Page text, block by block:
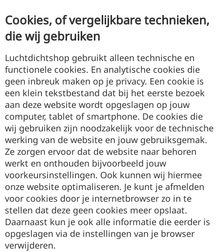
Cookies, of vergelijkbare technieken,
die wij gebruiken
Luchtdichtshop gebruikt alleen technische en
functionele cookies. En analytische cookies die
geen inbreuk maken op je privacy. Een cookie is
een klein tekstbestand dat bij het eerste bezoek
aan deze website wordt opgeslagen op jouw
computer, tablet of smartphone. De cookies die
wij gebruiken zijn noodzakelijk voor de technische
werking van de website en jouw gebruiksgemak.
Ze zorgen ervoor dat de website naar behoren
werkt en onthouden bijvoorbeeld jouw
voorkeursinstellingen. Ook kunnen wij hiermee
onze website optimaliseren. Je kunt je afmelden
voor cookies door je internetbrowser zo in te
stellen dat deze geen cookies meer opslaat.
Daarnaast kun je ook alle informatie die eerder is
opgeslagen via de instellingen van je browser
verwijderen.